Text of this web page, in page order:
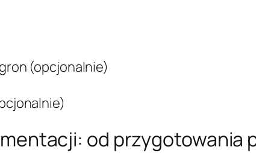
(opcjonalnie)
od przygotowania